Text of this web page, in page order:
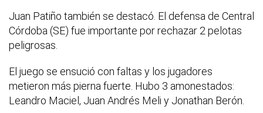
Juan Patiño también se destacó. El defensa de Central
Córdoba (SE) fue importante por rechazar 2 pelotas
peligrosas.
El juego se ensució con faltas y los jugadores
metieron más pierna fuerte. Hubo 3 amonestados:
Leandro Maciel, Juan Andrés Meli y Jonathan Berón.